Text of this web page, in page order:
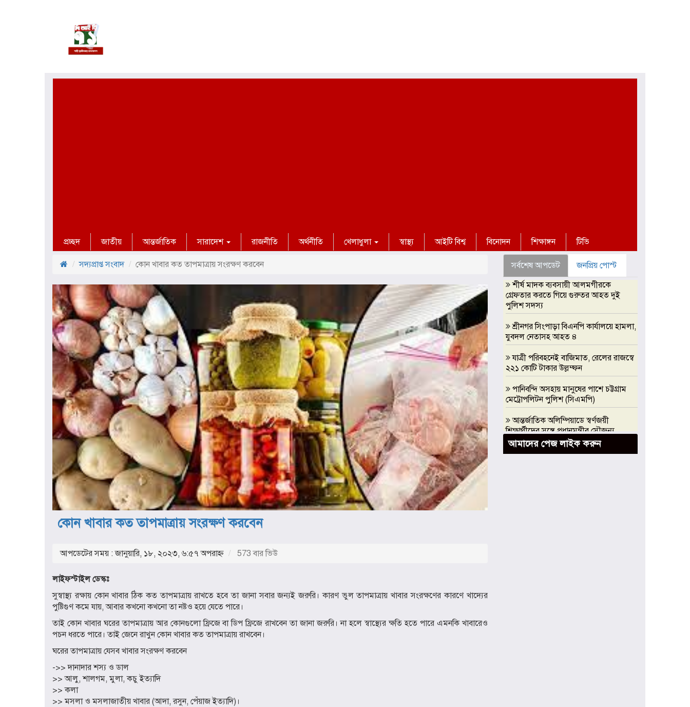
প্রচ্ছদ জাতীয় আন্তর্জাতিক সারাদেশ রাজনীতি অর্থনীতি খেলাধুলা স্বাস্থ্য আইটি বিশ্ব বিনোদন শিক্ষাঙ্গন টিভি
সদ্যপ্রাপ্ত সংবাদ কোন খাবার কত তাপমাত্রায় সংরক্ষণ করবেন
কোন খাবার কত তাপমাত্রায় সংরক্ষণ করবেন
আপডেটের সময় : জানুয়ারি, ১৮, ২০২৩, ৬:৫৭ অপরাহ্ণ 573 বার ভিউ
লাইফস্টাইল ডেস্কঃ
সুস্বাস্থ্য রক্ষায় কোন খাবার ঠিক কত তাপমাত্রায় রাখতে হবে তা জানা সবার জন্যই জরুরি। কারণ ভুল তাপমাত্রায় খাবার সংরক্ষণের কারণে খাদ্যের
পুষ্টিগুণ কমে যায়, আবার কখনো কখনো তা নষ্টও হয়ে যেতে পারে।
তাই কোন খাবার ঘরের তাপমাত্রায় আর কোনগুলো ফ্রিজে বা ডিপ ফ্রিজে রাখবেন তা জানা জরুরি। না হলে স্বাস্থ্যের ক্ষতি হতে পারে এমনকি খাবারেও
পচন ধরতে পারে। তাই জেনে রাখুন কোন খাবার কত তাপমাত্রায় রাখবেন।
ঘরের তাপমাত্রায় যেসব খাবার সংরক্ষণ করবেন
->> দানাদার শস্য ও ডাল
>> আলু, শালগম, মুলা, কচু ইত্যাদি
>> কলা
>> মসলা ও মসলাজাতীয় খাবার (আদা, রসুন, পেঁয়াজ ইত্যাদি)।
সর্বশেষ আপডেট
জনপ্রিয় পোস্ট
শীর্ষ মাদক ব্যবসায়ী আলমগীরকে
গ্রেফতার করতে গিয়ে গুরুতর আহত দুই
পুলিশ সদস্য
শ্রীনগর সিংপাড়া বিএনপি কার্যালয়ে হামলা,
যুবদল নেতাসহ আহত ৪
যাত্রী পরিবহনেই বাজিমাত, রেলের রাজস্বে
২২১ কোটি টাকার উল্লম্ফন
পানিবন্দি অসহায় মানুষের পাশে চট্টগ্রাম
মেট্রোপলিটন পুলিশ (সিএমপি)
আন্তর্জাতিক অলিম্পিয়াডে স্বর্ণজয়ী
শিক্ষার্থীদের সঙ্গে প্রধানমন্ত্রীর সৌজন্য
সাক্ষাৎ, এআই অলিম্পিয়াডে সরকারি
সহযোগিতার আশ্বাস
আমাদের পেজ লাইক করুন